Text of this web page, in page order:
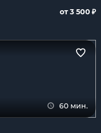
от 3 500 ₽
60 мин.